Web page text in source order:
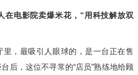
在电影院卖爆米花，“用科技解放双
里，最吸引人眼球的，是一台正在售
后，这位不寻常的“店员”熟练地给顾